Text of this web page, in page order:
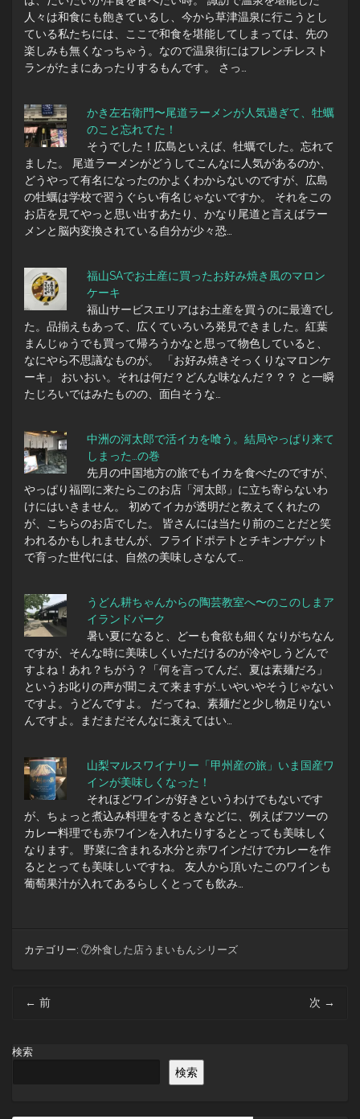
人々は和食にも飽きているし、今から草津温泉に行こうとし
ている私たちには、ここで和食を堪能してしまっては、先の
楽しみも無くなっちゃう。なので温泉街にはフレンチレスト
ランがたまにあったりするもんです。 さっ…
かき左右衛門〜尾道ラーメンが人気過ぎて、牡蠣
のこと忘れてた！
そうでした！広島といえば、牡蠣でした。忘れて
ました。 尾道ラーメンがどうしてこんなに人気があるのか、
どうやって有名になったのかよくわからないのですが、広島
の牡蠣は学校で習うぐらい有名じゃないですか。 それをこの
お店を見てやっと思い出すあたり、かなり尾道と言えばラー
メンと脳内変換されている自分が少々恐…
福山SAでお土産に買ったお好み焼き風のマロン
ケーキ
福山サービスエリアはお土産を買うのに最適でし
た。品揃えもあって、広くていろいろ発見できました。紅葉
まんじゅうでも買って帰ろうかなと思って物色していると、
なにやら不思議なものが。 「お好み焼きそっくりなマロンケ
ーキ」 おいおい。それは何だ？どんな味なんだ？？？ と一瞬
たじろいではみたものの、面白そうな…
中洲の河太郎で活イカを喰う。結局やっぱり来て
しまった…の巻
先月の中国地方の旅でもイカを食べたのですが、
やっぱり福岡に来たらこのお店「河太郎」に立ち寄らないわ
けにはいきません。 初めてイカが透明だと教えてくれたの
が、こちらのお店でした。 皆さんには当たり前のことだと笑
われるかもしれませんが、フライドポテトとチキンナゲット
で育った世代には、自然の美味しさなんて…
うどん耕ちゃんからの陶芸教室へ〜のこのしまア
イランドパーク
暑い夏になると、どーも食欲も細くなりがちなん
ですが、そんな時に美味しくいただけるのが冷やしうどんで
すよね！あれ？ちがう？「何を言ってんだ、夏は素麺だろ」
というお叱りの声が聞こえて来ますが…いやいやそうじゃない
ですよ。うどんですよ。 だってね、素麺だと少し物足りない
んですよ。まだまだそんなに衰えてはい…
山梨マルスワイナリー「甲州産の旅」いま国産ワ
インが美味しくなった！
それほどワインが好きというわけでもないです
が、ちょっと煮込み料理をするときなどに、例えばフツーの
カレー料理でも赤ワインを入れたりするととっても美味しく
なります。 野菜に含まれる水分と赤ワインだけでカレーを作
るととっても美味しいですね。 友人から頂いたこのワインも
葡萄果汁が入れてあるらしくとっても飲み…
カテゴリー: ⑦外食した店うまいもんシリーズ
ビ
ゲ
← 前 次 →
検索
検索